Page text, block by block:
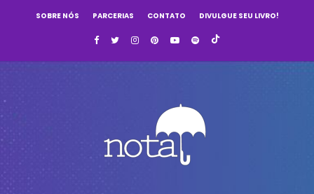
SOBRE NÓS PARCERIAS CONTATO DIVULGUE SEU LIVRO!